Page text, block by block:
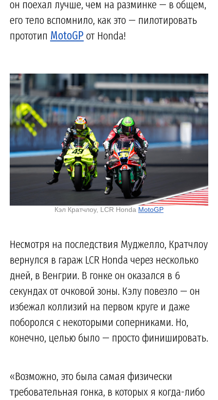
он поехал лучше, чем на разминке — в общем,
его тело вспомнило, как это — пилотировать
прототип MotoGP от Honda!
Кэл Кратчлоу, LCR Honda MotoGP
Несмотря на последствия Муджелло, Кратчлоу
вернулся в гараж LCR Honda через несколько
дней, в Венгрии. В гонке он оказался в 6
секундах от очковой зоны. Кэлу повезло — он
избежал коллизий на первом круге и даже
поборолся с некоторыми соперниками. Но,
конечно, целью было — просто финишировать.
«Возможно, это была самая физически
требовательная гонка, в которых я когда-либо